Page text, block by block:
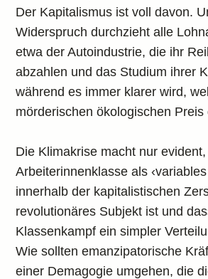
Der Kapitalismus ist voll davon.
Widerspruch durchzieht alle
etwa der Autoindustrie, die ihr
abzahlen und das Studium ihrer
während es immer klarer wird,
mörderischen ökologischen
Die Klimakrise macht nur
Arbeiterinnenklasse als
innerhalb der kapitalistischen
revolutionäres Subjekt ist und
Klassenkampf ein simpler
Wie sollten emanzipatorische
einer Demagogie umgehen, die